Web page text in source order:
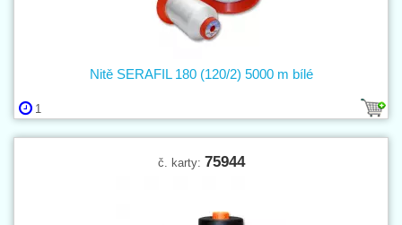
1
Nitě SERAFIL 180 (120/2) 5000 m bílé
č. karty: 75944